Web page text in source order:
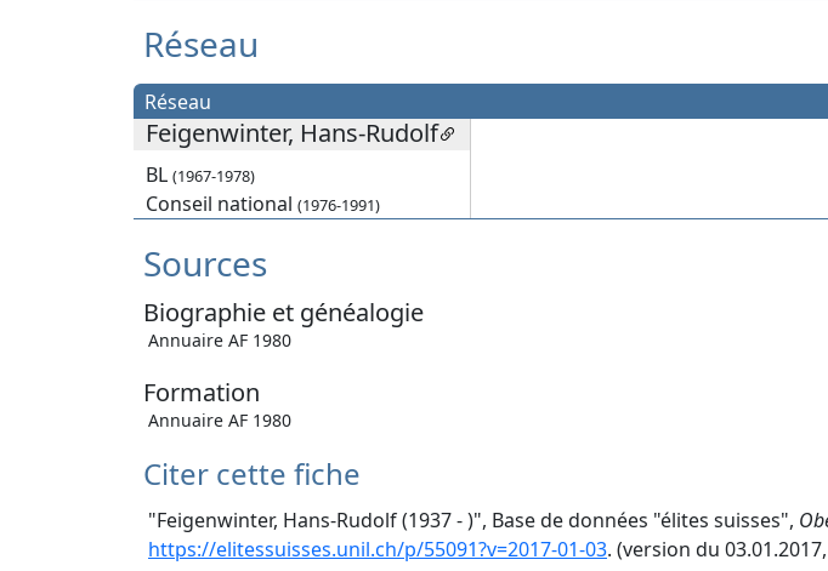
Réseau
Réseau
Feigenwinter, Hans-Rudolf
BL (1967-1978)
Conseil national (1976-1991)
Sources
Biographie et généalogie
Annuaire AF 1980
Formation
Annuaire AF 1980
Citer cette fiche
"Feigenwinter, Hans-Rudolf (1937 - )", Base de données "élites suisses",
https://elitessuisses.unil.ch/p/55091?v=2017-01-03. (version du